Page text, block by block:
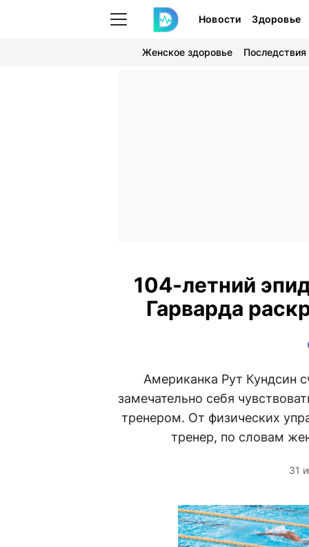
Новости Здоровье
Женское здоровье Последствия
104-летний
Гарварда
Американка Рут Кундсин
замечательно себя
тренером. От физических
тренер, по словам
31